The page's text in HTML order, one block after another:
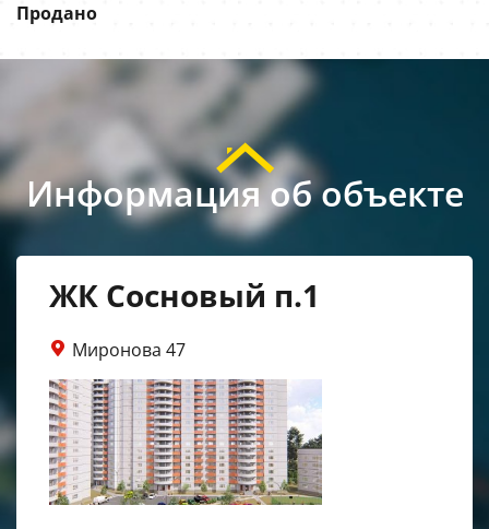
Продано
Информация об объекте
ЖК Сосновый п.1
Миронова 47